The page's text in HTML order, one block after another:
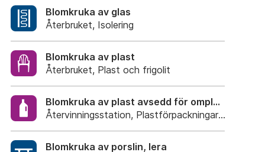
Blomkruka av glas
Återbruket, Isolering
Blomkruka av plast
Återbruket, Plast och frigolit
Blomkruka av plast avsedd för omplantering
Återvinningsstation, Plastförpackningar. Eller
Blomkruka av porslin, lera